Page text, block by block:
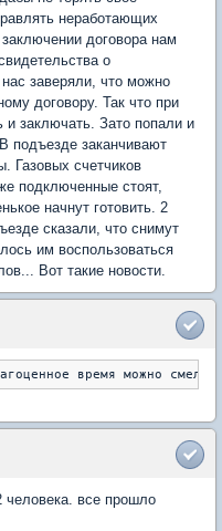
неработающих
договора нам
о
заверяли, что можно
договору. Так что при
и заключать. Зато попали и
подъезде заканчивают
Газовых счетчиков
подключенные стоят,
начнут готовить. 2
сказали, что снимут
им воспользоваться
Вот такие новости.
время можно смело
все прошло